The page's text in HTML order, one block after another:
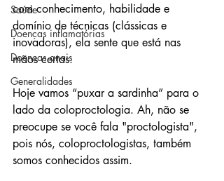
Saúde
Doenças inflamatórias
Doenças anais
Generalidades
com conhecimento, habilidade e
domínio de técnicas (clássicas e
inovadoras), ela sente que está nas
mãos certas.
Hoje vamos “puxar a sardinha” para o
lado da coloproctologia. Ah, não se
preocupe se você fala "proctologista",
pois nós, coloproctologistas, também
somos conhecidos assim.